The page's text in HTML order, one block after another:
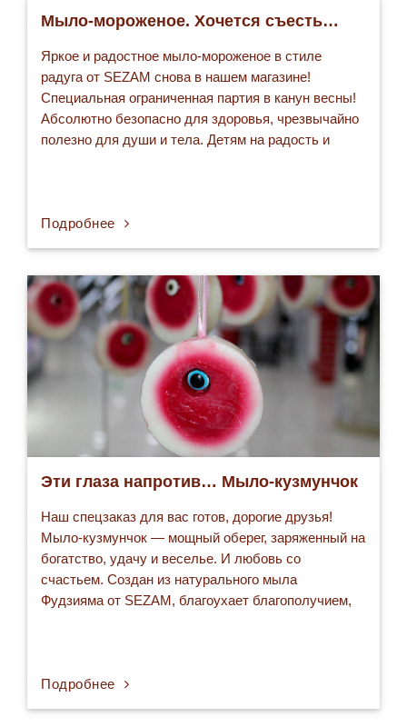
Мыло-мороженое. Хочется съесть…
Яркое и радостное мыло-мороженое в стиле
радуга от SEZAM снова в нашем магазине!
Специальная ограниченная партия в канун весны!
Абсолютно безопасно для здоровья, чрезвычайно
полезно для души и тела. Детям на радость и
Подробнее
Эти глаза напротив… Мыло-кузмунчок
Наш спецзаказ для вас готов, дорогие друзья!
Мыло-кузмунчок — мощный оберег, заряженный на
богатство, удачу и веселье. И любовь со
счастьем. Создан из натурального мыла
Фудзияма от SEZAM, благоухает благополучием,
Аромат мыла — совершенно фантазийный, слушая
Подробнее